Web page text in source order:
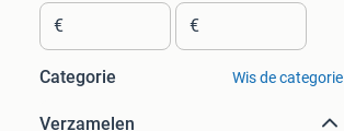
€ €
Categorie Wis de categorie
Verzamelen